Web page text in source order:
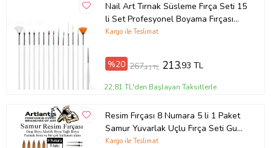
Nail Art Tırnak Süsleme Fırça Seti 15
li Set Profesyonel Boyama Fırçası
Pembe
Kargo ile Teslimat
%20 267,41 TL 213,93 TL
22,81 TL'den Başlayan Taksitlerle
Resim Fırçası 8 Numara 5 li 1 Paket
Samur Yuvarlak Uçlu Fırça Seti Guaj
Sulu Akrilik Yağlı Boya Fırçaları
Kargo ile Teslimat